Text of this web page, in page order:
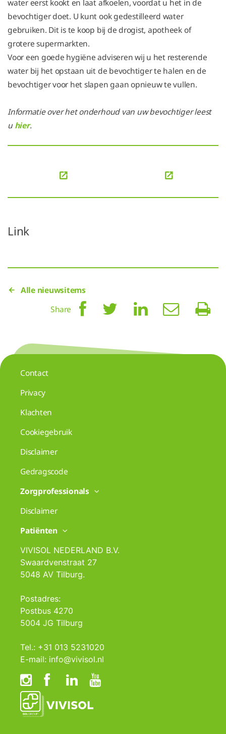
water eerst kookt en laat afkoelen, voordat u het in de
bevochtiger doet. U kunt ook gedestilleerd water
gebruiken. Dit is te koop bij de drogist, apotheek of
grotere supermarkten.
Voor een goede hygiëne adviseren wij u het resterende
water bij het opstaan uit de bevochtiger te halen en de
bevochtiger voor het slapen gaan opnieuw te vullen.
Informatie over het onderhoud van uw bevochtiger leest
uhier.
Link
Alle nieuwsitems
Share
Contact
Privacy
Klachten
Cookiegebruik
Disclaimer
Gedragscode
Zorgprofessionals
Disclaimer
Patiënten
VIVISOL NEDERLAND B.V.
Swaardvenstraat 27
5048 AV Tilburg.
Postadres:
Postbus 4270
5004 JG Tilburg
Tel.: +31 013 5231020
E-mail: info@vivisol.nl